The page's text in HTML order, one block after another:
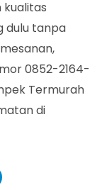
dulu tanpa
0852-2164-
Termurah
di